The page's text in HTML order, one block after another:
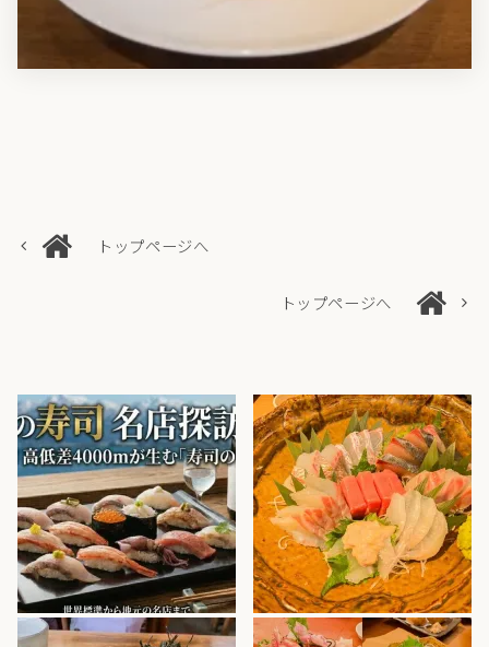
トップページへ
トップページへ